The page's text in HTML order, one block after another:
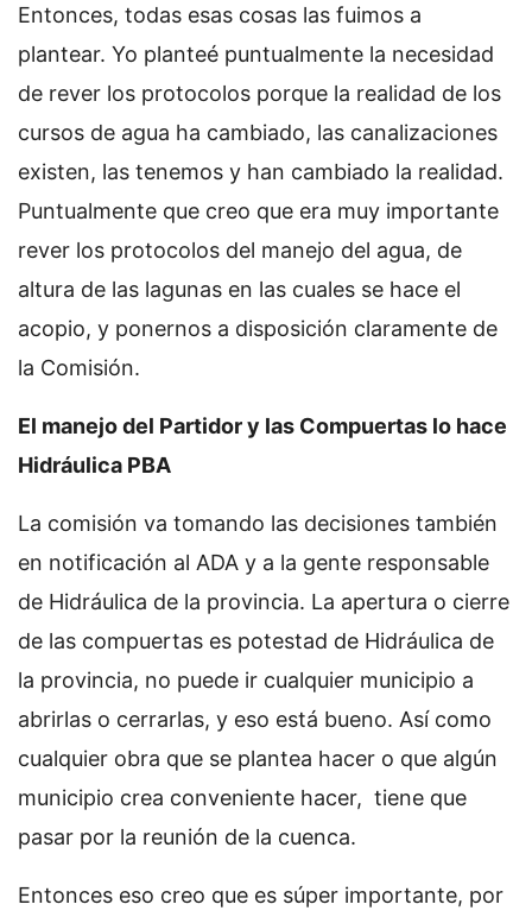
Entonces, todas esas cosas las fuimos a
plantear. Yo planteé puntualmente la necesidad
de rever los protocolos porque la realidad de los
cursos de agua ha cambiado, las canalizaciones
existen, las tenemos y han cambiado la realidad.
Puntualmente que creo que era muy importante
rever los protocolos del manejo del agua, de
altura de las lagunas en las cuales se hace el
acopio, y ponernos a disposición claramente de
la Comisión.
El manejo del Partidor y las Compuertas lo hace
Hidráulica PBA
La comisión va tomando las decisiones también
en notificación al ADA y a la gente responsable
de Hidráulica de la provincia. La apertura o cierre
de las compuertas es potestad de Hidráulica de
la provincia, no puede ir cualquier municipio a
abrirlas o cerrarlas, y eso está bueno. Así como
cualquier obra que se plantea hacer o que algún
municipio crea conveniente hacer, tiene que
pasar por la reunión de la cuenca.
Entonces eso creo que es súper importante, por